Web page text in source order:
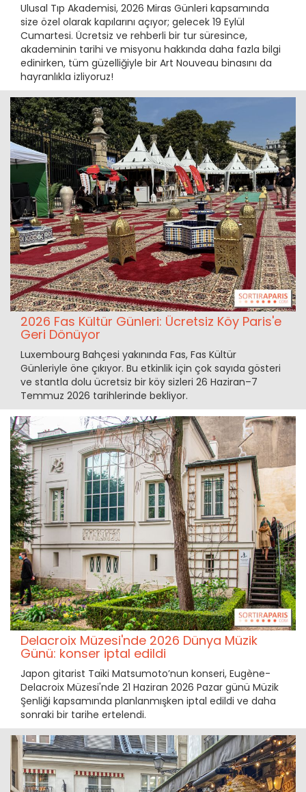
Ulusal Tıp Akademisi, 2026 Miras Günleri kapsamında
size özel olarak kapılarını açıyor; gelecek 19 Eylül
Cumartesi. Ücretsiz ve rehberli bir tur süresince,
akademinin tarihi ve misyonu hakkında daha fazla bilgi
edinirken, tüm güzelliğiyle bir Art Nouveau binasını da
hayranlıkla izliyoruz!
2026 Fas Kültür Günleri: Ücretsiz Köy Paris'e
Geri Dönüyor
Luxembourg Bahçesi yakınında Fas, Fas Kültür
Günleriyle öne çıkıyor. Bu etkinlik için çok sayıda gösteri
ve stantla dolu ücretsiz bir köy sizleri 26 Haziran–7
Temmuz 2026 tarihlerinde bekliyor.
Delacroix Müzesi'nde 2026 Dünya Müzik
Günü: konser iptal edildi
Japon gitarist Taïki Matsumoto’nun konseri, Eugène-
Delacroix Müzesi'nde 21 Haziran 2026 Pazar günü Müzik
Şenliği kapsamında planlanmışken iptal edildi ve daha
sonraki bir tarihe ertelendi.